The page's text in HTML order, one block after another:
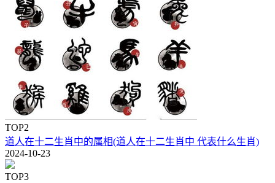
TOP2
道人在十二生肖中的属相(道人在十二生肖中 代表什么生肖)
2024-10-23
TOP3